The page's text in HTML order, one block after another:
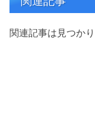
関連記事は見つか